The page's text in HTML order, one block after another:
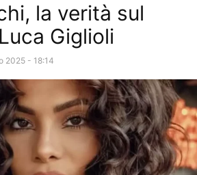
la verità sul
Giglioli
2025 - 18:14